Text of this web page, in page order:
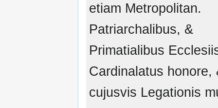
etiam Metropolitan.
Patriarchalibus, &
Primatialibus
Cardinalatus honore,
cujusvis Legationis